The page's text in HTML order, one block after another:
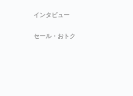
インタビュー
セール・おトク